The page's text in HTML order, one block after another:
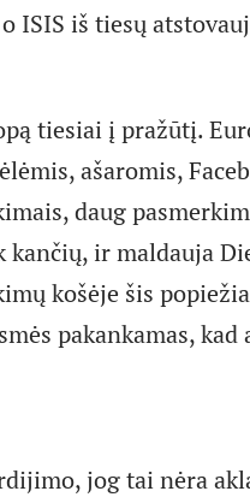
ISIS iš tiesų
tiesiai į pražūtį.
ašaromis,
daug
kančių, ir maldauja
košėje šis
pakankamas, kad
jog tai nėra